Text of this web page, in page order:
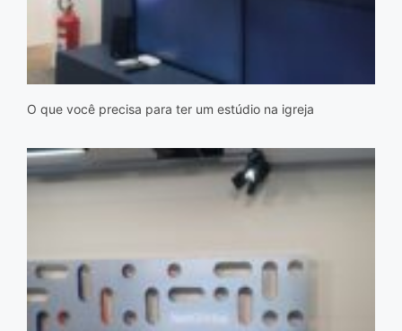
O que você precisa para ter um estúdio na igreja